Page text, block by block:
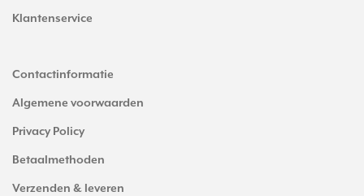
Klantenservice
Contactinformatie
Algemene voorwaarden
Privacy Policy
Betaalmethoden
Verzenden & leveren